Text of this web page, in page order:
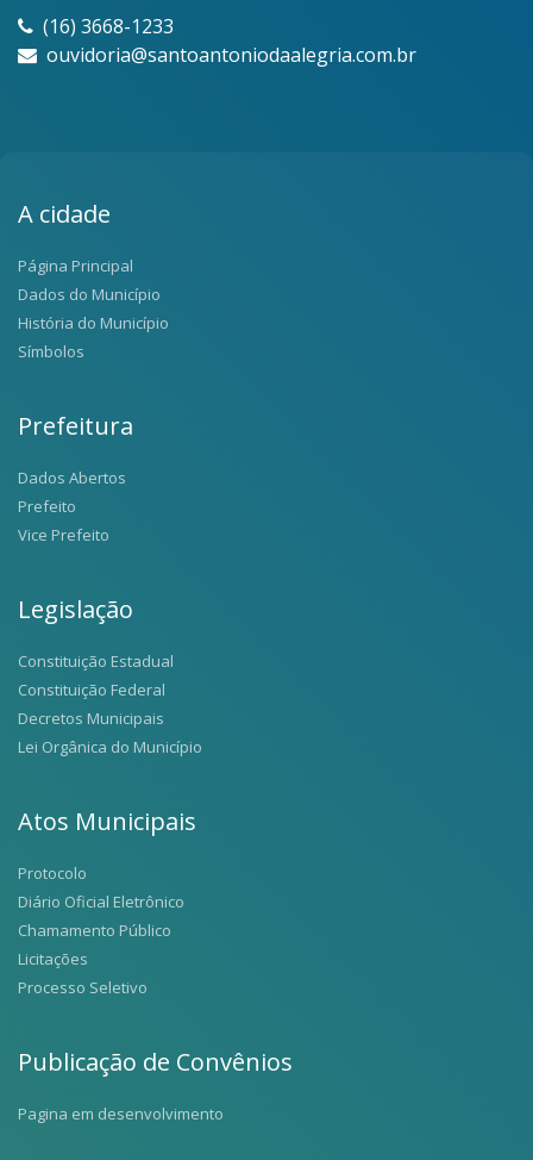
(16) 3668-1233
ouvidoria@santoantoniodaalegria.com.br
A cidade
Página Principal
Dados do Município
História do Município
Símbolos
Prefeitura
Dados Abertos
Prefeito
Vice Prefeito
Legislação
Constituição Estadual
Constituição Federal
Decretos Municipais
Lei Orgânica do Município
Atos Municipais
Protocolo
Diário Oficial Eletrônico
Chamamento Público
Licitações
Processo Seletivo
Publicação de Convênios
Pagina em desenvolvimento